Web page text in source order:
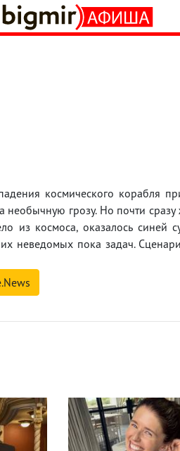
космического корабля
необычную грозу. Но почти сразу
из космоса, оказалось синей
неведомых пока задач.